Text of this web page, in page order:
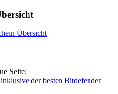
Übersicht
Seite:
der besten Bitdefender